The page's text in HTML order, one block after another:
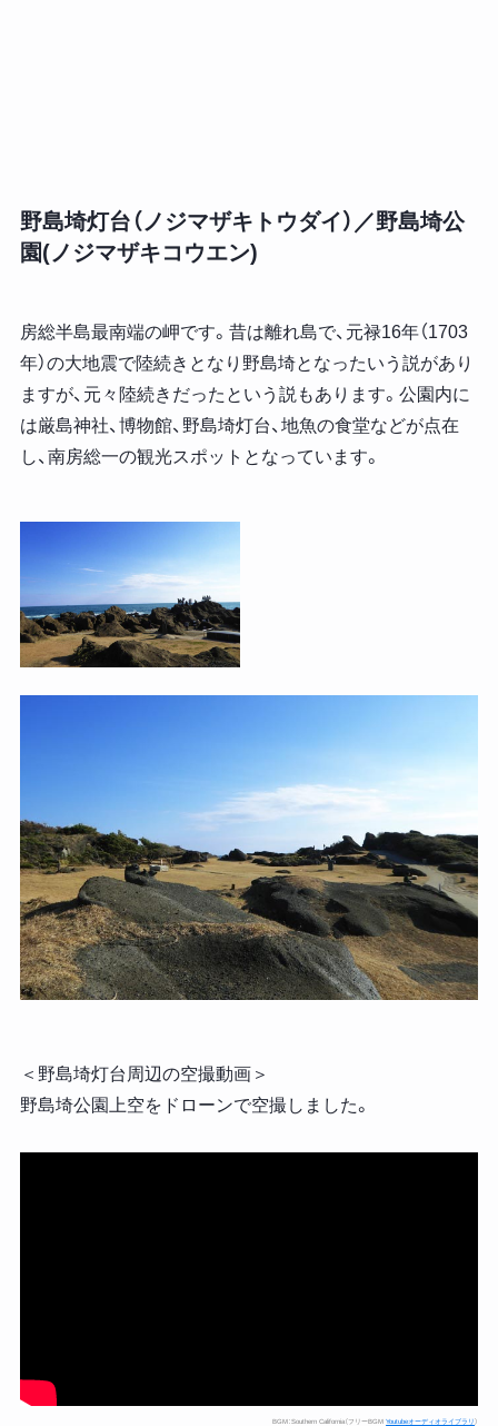
野島埼灯台（ノジマザキトウダイ）／野島埼公
園(ノジマザキコウエン)
房総半島最南端の岬です。昔は離れ島で、元禄16年（1703
年）の大地震で陸続きとなり野島埼となったいう説があり
ますが、元々陸続きだったという説もあります。公園内に
は厳島神社、博物館、野島埼灯台、地魚の食堂などが点在
し、南房総一の観光スポットとなっています。
＜野島埼灯台周辺の空撮動画＞
野島埼公園上空をドローンで空撮しました。
BGM：Southern California（フリーBGMYoutubeオーディオライブラリ）